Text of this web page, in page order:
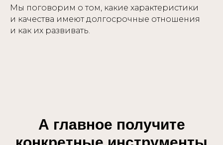
Мы поговорим о том, какие характеристики
и качества имеют долгосрочные отношения
и как их развивать.
А главное получите